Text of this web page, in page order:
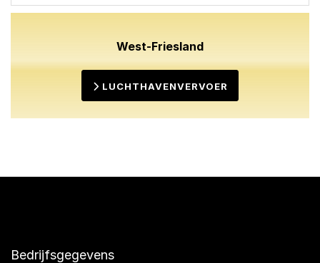
West-Friesland
LUCHTHAVENVERVOER
Bedrijfsgegevens